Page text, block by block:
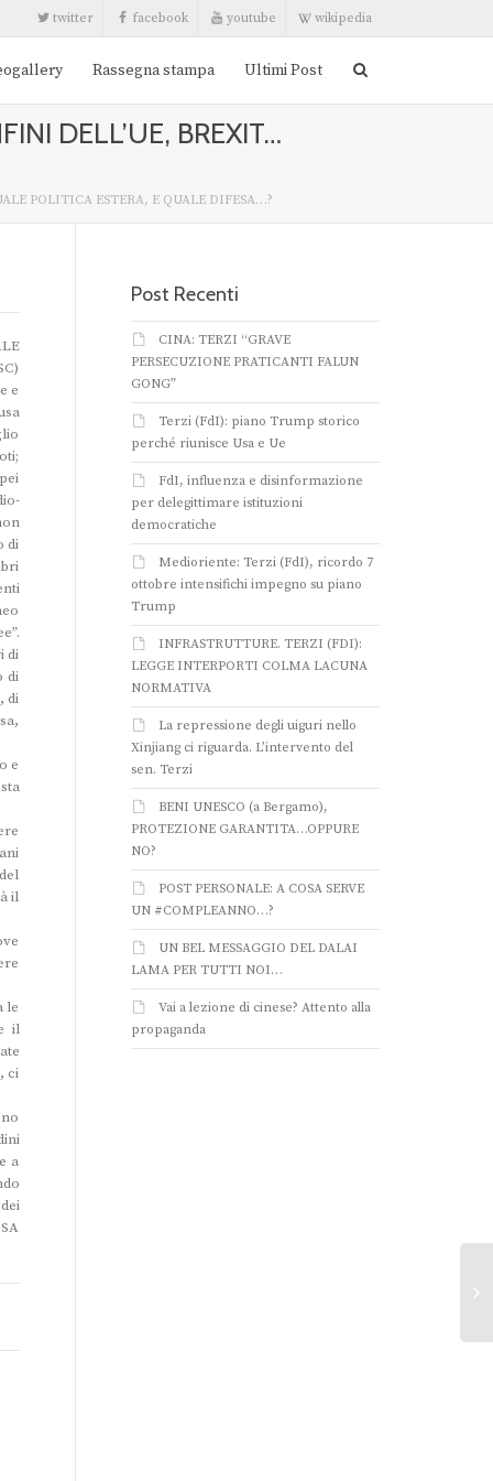
twitter facebook youtube wikipedia
Rassegna stampa Ultimi Post
DELL’UE, BREXIT…
POLITICA ESTERA, E QUALE DIFESA…?
e
di
di
di
di
e
il
le
il
ci
a
Post Recenti
CINA: TERZI “GRAVE
PERSECUZIONE PRATICANTI FALUN
GONG”
Terzi (FdI): piano Trump storico
perché riunisce Usa e Ue
FdI, influenza e disinformazione
per delegittimare istituzioni
democratiche
Medioriente: Terzi (FdI), ricordo 7
ottobre intensifichi impegno su piano
Trump
INFRASTRUTTURE. TERZI (FDI):
LEGGE INTERPORTI COLMA LACUNA
NORMATIVA
La repressione degli uiguri nello
Xinjiang ci riguarda. L’intervento del
sen. Terzi
BENI UNESCO (a Bergamo),
PROTEZIONE GARANTITA…OPPURE
NO?
POST PERSONALE: A COSA SERVE
UN #COMPLEANNO…?
UN BEL MESSAGGIO DEL DALAI
LAMA PER TUTTI NOI…
Vai a lezione di cinese? Attento alla
propaganda